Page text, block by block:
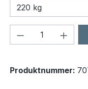
Produkt
Produktnummer: